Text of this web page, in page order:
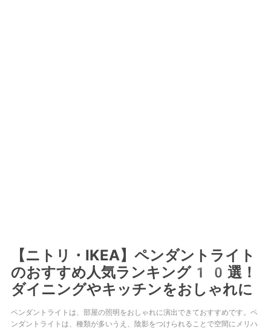
【ニトリ・IKEA】ペンダントライト
のおすすめ人気ランキング10選！
ダイニングやキッチンをおしゃれに
ペンダントライトは、部屋の照明をおしゃれに演出できておすすめです。ペ
ンダントライトは、種類が多いうえ、陰影をつけられることで空間にメリハ